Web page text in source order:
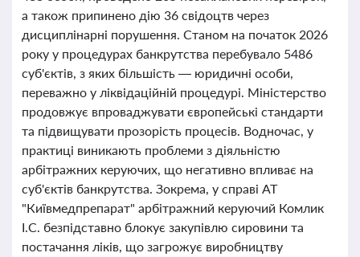
а також припинено дію 36 свідоцтв через
дисциплінарні порушення. Станом на початок 2026
року у процедурах банкрутства перебувало 5486
суб'єктів, з яких більшість — юридичні особи,
переважно у ліквідаційній процедурі. Міністерство
продовжує впроваджувати європейські стандарти
та підвищувати прозорість процесів. Водночас, у
практиці виникають проблеми з діяльністю
арбітражних керуючих, що негативно впливає на
суб'єктів банкрутства. Зокрема, у справі АТ
"Київмедпрепарат" арбітражний керуючий Комлик
І.С. безпідставно блокує закупівлю сировини та
постачання ліків, що загрожує виробництву